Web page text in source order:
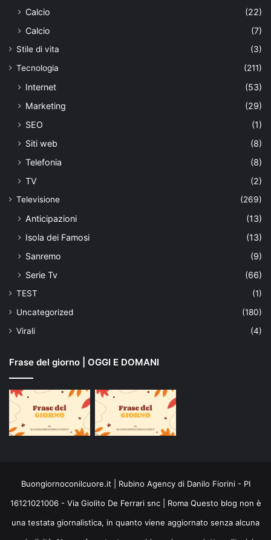
Calcio
(22)
Calcio
(7)
Stile di vita
(3)
Tecnologia
(211)
Internet
(53)
Marketing
(29)
SEO
(1)
Siti web
(8)
Telefonia
(8)
TV
(2)
Televisione (269)
Anticipazioni
(13)
Isola dei Famosi
(13)
Sanremo
(9)
Serie Tv
(66)
TEST
(1)
Uncategorized
(180)
Virali
(4)
Frase del giorno | OGGI E DOMANI
Buongiornoconilcuore.it | Rubino Agency di Danilo Fiorini - PI
16121021006 - Via Giolito De Ferrari snc | Roma Questo blog non è
una testata giornalistica, in quanto viene aggiornato senza alcuna